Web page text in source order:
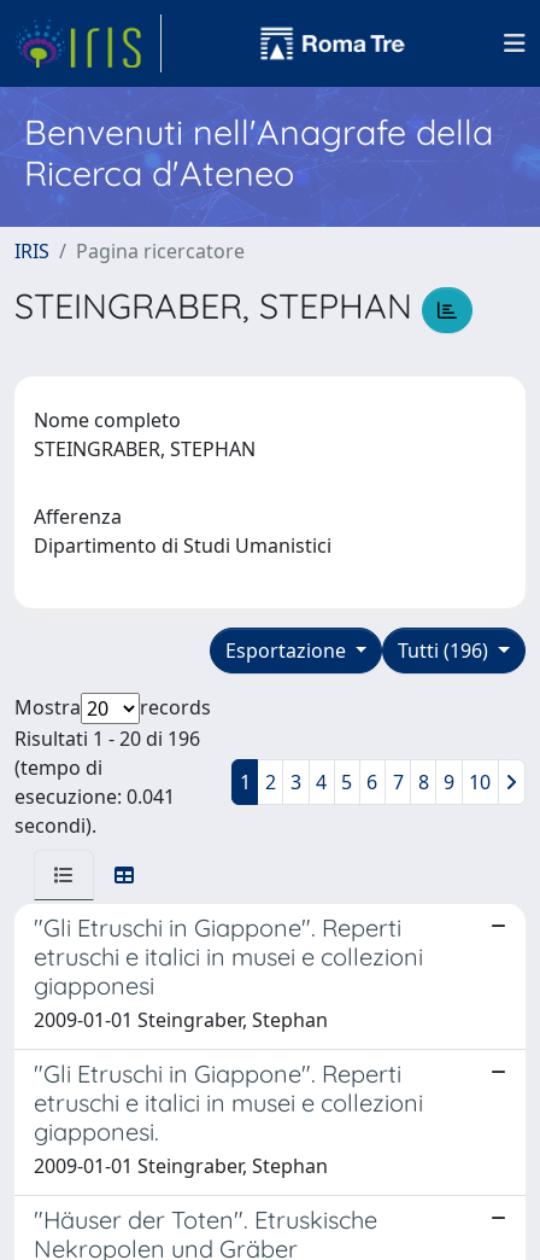
Benvenuti nell'Anagrafe della
Ricerca d'Ateneo
IRIS Pagina ricercatore
STEINGRABER, STEPHAN
Nome completo
STEINGRABER, STEPHAN
Afferenza
Dipartimento di Studi Umanistici
Tutti (196)
Esportazione
Mostra
records
Risultati 1 - 20 di 196
(tempo di
esecuzione: 0.041
secondi).
1 2 3 4 5 6 7 8 9 10
"Gli Etruschi in Giappone". Reperti
etruschi e italici in musei e collezioni
giapponesi
2009-01-01 Steingraber, Stephan
"Gli Etruschi in Giappone". Reperti
etruschi e italici in musei e collezioni
giapponesi.
2009-01-01 Steingraber, Stephan
"Häuser der Toten". Etruskische
Nekropolen und Gräber